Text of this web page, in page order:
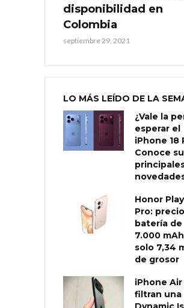
disponibilidad en
Colombia
septiembre 29, 2021
LO MÁS LEÍDO DE LA
¿Vale la
esperar el
iPhone 18
Conoce
Honor Play
Pro:
batería de
7.000
solo 7,34
de grosor
iPhone Air
filtran una